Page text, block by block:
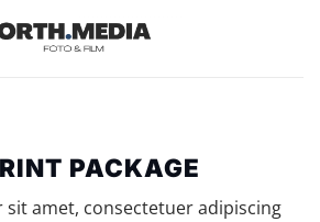
PACKAGE
amet, consectetuer adipiscing